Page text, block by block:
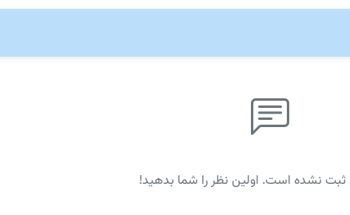
ثبت نشده است. اولین نظر را شما بدهید!